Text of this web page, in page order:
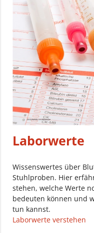
Laborwerte
Wissenswertes über
Stuhlproben. Hier
stehen, welche Werte
bedeuten können und
tun kannst.
Laborwerte verstehen